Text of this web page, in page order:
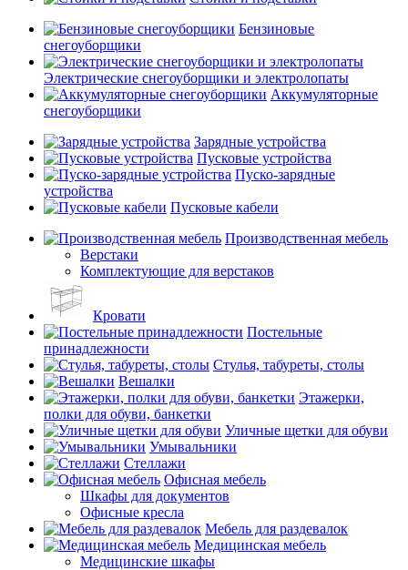
Бензиновые
снегоуборщики
Электрические снегоуборщики и электролопаты
Аккумуляторные
снегоуборщики
Зарядные устройства
Пусковые устройства
Пуско-зарядные
устройства
Пусковые кабели
Производственная мебель
Верстаки
Комплектующие для верстаков
Кровати
Постельные
принадлежности
Стулья, табуреты, столы
Вешалки
Этажерки,
полки для обуви, банкетки
Уличные щетки для обуви
Умывальники
Стеллажи
Офисная мебель
Шкафы для документов
Офисные кресла
Мебель для раздевалок
Медицинская мебель
Медицинские шкафы